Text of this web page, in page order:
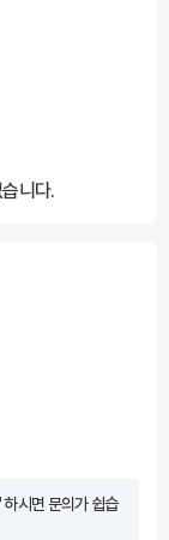
니다.
하시면 문의가 쉽습